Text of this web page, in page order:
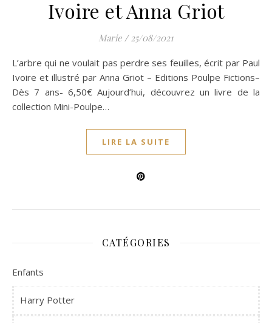
Ivoire et Anna Griot
Marie / 25/08/2021
L’arbre qui ne voulait pas perdre ses feuilles, écrit par Paul
Ivoire et illustré par Anna Griot – Editions Poulpe Fictions–
Dès 7 ans- 6,50€ Aujourd’hui, découvrez un livre de la
collection Mini-Poulpe…
LIRE LA SUITE
CATÉGORIES
Enfants
Harry Potter